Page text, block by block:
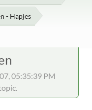
- Hapjes
05:35:39 PM